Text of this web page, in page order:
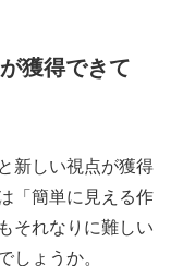
獲得できて
新しい視点が獲得
「簡単に見える作
それなりに難しい
ょうか。